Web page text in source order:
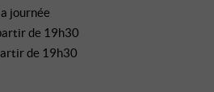
journée
de 19h30
de 19h30